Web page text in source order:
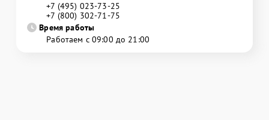
+7 (495) 023-73-25
+7 (800) 302-71-75
Время работы
Работаем с 09:00 до 21:00